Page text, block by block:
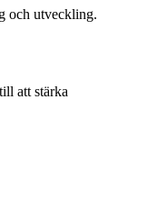
och utveckling.
att stärka